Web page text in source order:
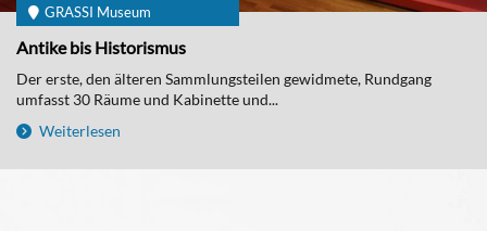
GRASSI Museum
Antike bis Historismus
Der erste, den älteren Sammlungsteilen gewidmete, Rundgang
umfasst 30 Räume und Kabinette und...
Weiterlesen